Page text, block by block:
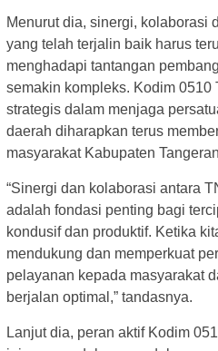
Menurut dia, sinergi, kolaborasi
yang telah terjalin baik harus
menghadapi tantangan
semakin kompleks. Kodim 0510
strategis dalam menjaga
daerah diharapkan terus
masyarakat Kabupaten
“Sinergi dan kolaborasi antara
adalah fondasi penting bagi
kondusif dan produktif. Ketika
mendukung dan memperkuat
pelayanan kepada masyarakat
berjalan optimal,” tandasnya.
Lanjut dia, peran aktif Kodim